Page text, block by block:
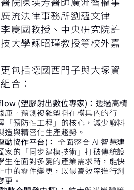
流法律事務所劉蘊文律
慶國教授、中央研究院許
大學蘇昭瑾教授等校外嘉
包括德國西門子與大塚資
合：
(塑膠射出數位專家)： 透過高精
庫，預測複雜塑料在模具內的行
「預防性工程」的核心，減少廢料
造與精密化生產趨勢。
動協作平台)： 全面整合 AI 智慧建
家的「同步建模技術」打破傳統設
生在面對多變的產業需求時，能快
中的零件變更，以最高效率進行創
更。